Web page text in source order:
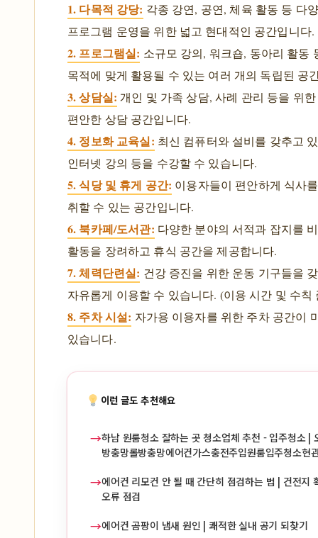
1. 다목적 강당: 각종 강연, 공연, 체육 활동 등 다
프로그램 운영을 위한 넓고 현대적인 공간입니다.
2. 프로그램실: 소규모 강의, 워크숍, 동아리 활동
목적에 맞게 활용될 수 있는 여러 개의 독립된 공
3. 상담실: 개인 및 가족 상담, 사례 관리 등을 위
편안한 상담 공간입니다.
4. 정보화 교육실: 최신 컴퓨터와 설비를 갖추고
인터넷 강의 등을 수강할 수 있습니다.
5. 식당 및 휴게 공간: 이용자들이 편안하게 식사
취할 수 있는 공간입니다.
6. 북카페/도서관: 다양한 분야의 서적과 잡지를
활동을 장려하고 휴식 공간을 제공합니다.
7. 체력단련실: 건강 증진을 위한 운동 기구들을
자유롭게 이용할 수 있습니다. (이용 시간 및 수칙
8. 주차 시설: 자가용 이용자를 위한 주차 공간이
있습니다.
이런 글도 추천해요
→하남 원룸청소 잘하는 곳 청소업체 추천 - 입주청소 |
방충망롤방충망에어컨가스충전주입원룸입주청소현
→에어컨 리모컨 안 될 때 간단히 점검하는 법 | 건전지
오류 점검
→에어컨 곰팡이 냄새 원인 | 쾌적한 실내 공기 되찾기